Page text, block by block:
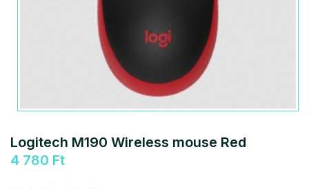
Logitech M190 Wireless mouse Red
4 780 Ft